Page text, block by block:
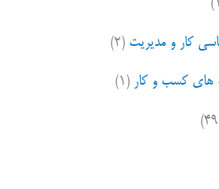
کار و مدیریت (۲)
های کسب و کار (۱)